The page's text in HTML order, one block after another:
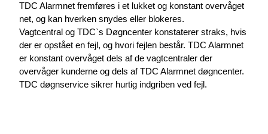
TDC Alarmnet fremføres i et lukket og konstant overvåget
net, og kan hverken snydes eller blokeres.
Vagtcentral og TDC`s Døgncenter konstaterer straks, hvis
der er opstået en fejl, og hvori fejlen består. TDC Alarmnet
er konstant overvåget dels af de vagtcentraler der
overvåger kunderne og dels af TDC Alarmnet døgncenter.
TDC døgnservice sikrer hurtig indgriben ved fejl.